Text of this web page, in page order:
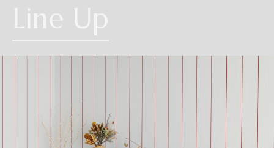
だき、番号をご指定ください。
リピートレスタイプのご注文数量は、本売り(W900mmxH2700mm/本)となり
ますのでご注意ください。
てください。
| 4.施工費について |
一般ビニル壁紙と比較して加工難易度が冨いため、施工費が割増しになる場
合があります。あらかじめ商品特性や現場の環境などをご確認の上、商品選
択をお願いします．
り
準不燃材料※③
※③告示第1401号の厚さが9mm以上の石膏ボード
Line Up